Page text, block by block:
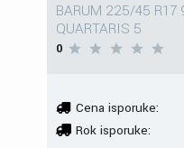
BARUM 225/45 R17
QUARTARIS 5
0
Cena isporuke:
Rok isporuke: